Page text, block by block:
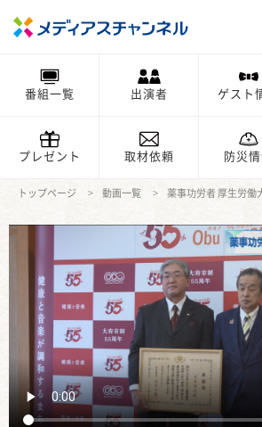
番組一覧 出演者 ゲスト
プレゼント 取材依頼 防災情
トップページ 動画一覧 薬事功労者 厚生労働